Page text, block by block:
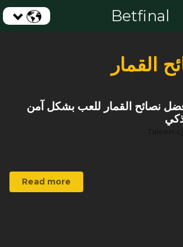
Betfinal
القمار
نصائح القمار للعب بشكل آمن
Read more